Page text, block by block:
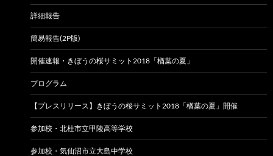
詳細報告
簡易報告(2P版)
開催速報・きぼうの桜サミット2018「楢葉の夏」
プログラム
【プレスリリース】きぼうの桜サミット2018「楢葉の夏」開催
参加校・北杜市立甲陵高等学校
参加校・気仙沼市立大島中学校